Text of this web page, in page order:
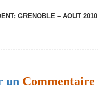
GRENOBLE – AOUT 2010
un Commentaire